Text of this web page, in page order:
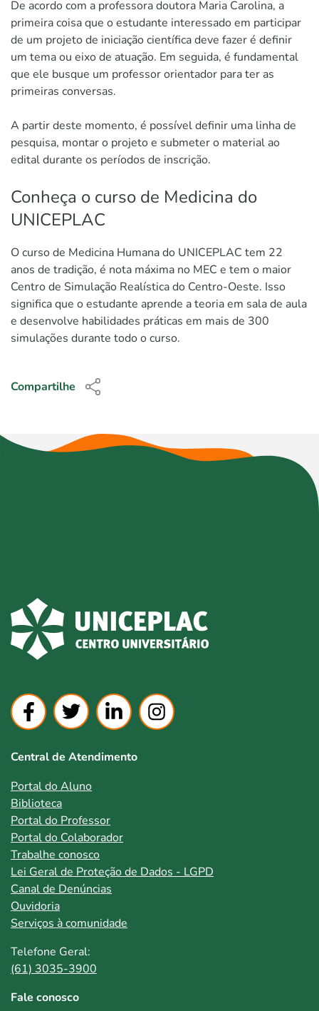
De acordo com a professora doutora Maria Carolina, a
primeira coisa que o estudante interessado em participar
de um projeto de iniciação científica deve fazer é definir
um tema ou eixo de atuação. Em seguida, é fundamental
que ele busque um professor orientador para ter as
primeiras conversas.
A partir deste momento, é possível definir uma linha de
pesquisa, montar o projeto e submeter o material ao
edital durante os períodos de inscrição.
Conheça o curso de Medicina do
UNICEPLAC
O curso de Medicina Humana do UNICEPLAC tem 22
anos de tradição, é nota máxima no MEC e tem o maior
Centro de Simulação Realística do Centro-Oeste. Isso
significa que o estudante aprende a teoria em sala de aula
e desenvolve habilidades práticas em mais de 300
simulações durante todo o curso.
Compartilhe
Central de Atendimento
Portal do Aluno
Biblioteca
Portal do Professor
Portal do Colaborador
Trabalhe conosco
Lei Geral de Proteção de Dados - LGPD
Canal de Denúncias
Ouvidoria
Serviços à comunidade
Telefone Geral:
(61) 3035-3900
Fale conosco